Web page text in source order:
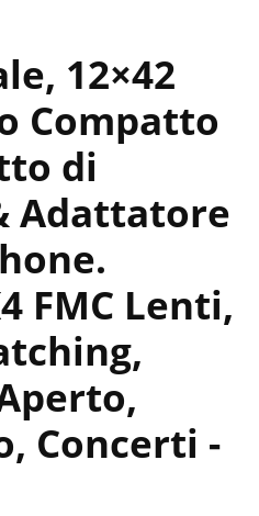
12×42
Compatto
di
Adattatore
FMC Lenti,
Concerti -